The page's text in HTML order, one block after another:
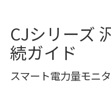
CJシリーズ
続ガイド
スマート電力量モニ